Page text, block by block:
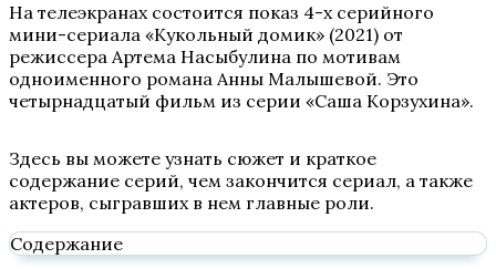
На телеэкранах состоится показ 4-х серийного
мини-сериала «Кукольный домик» (2021) от
режиссера Артема Насыбулина по мотивам
одноименного романа Анны Малышевой. Это
четырнадцатый фильм из серии «Саша Корзухина».
Здесь вы можете узнать сюжет и краткое
содержание серий, чем закончится сериал, а также
актеров, сыгравших в нем главные роли.
Содержание